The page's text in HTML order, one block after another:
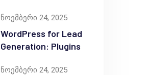
ნოემბერი 24, 2025
WordPress for Lead
Generation: Plugins
ნოემბერი 24, 2025